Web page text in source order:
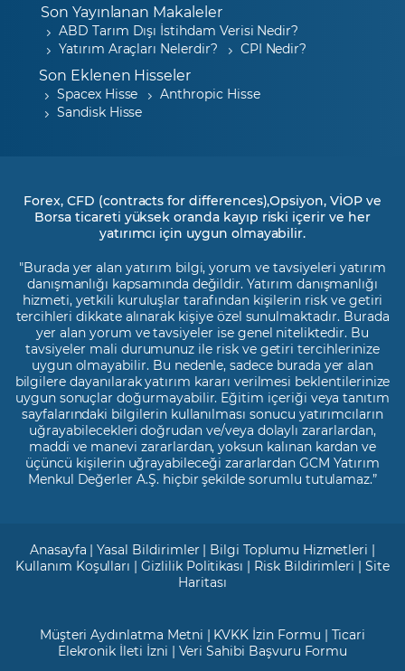
Son Yayınlanan Makaleler
ABD Tarım Dışı İstihdam Verisi Nedir?
Yatırım Araçları Nelerdir?
CPI Nedir?
Son Eklenen Hisseler
Spacex Hisse
Anthropic Hisse
Sandisk Hisse
Forex, CFD (contracts for differences),Opsiyon, VİOP ve
Borsa ticareti yüksek oranda kayıp riski içerir ve her
yatırımcı için uygun olmayabilir.
"Burada yer alan yatırım bilgi, yorum ve tavsiyeleri yatırım
danışmanlığı kapsamında değildir. Yatırım danışmanlığı
hizmeti, yetkili kuruluşlar tarafından kişilerin risk ve getiri
tercihleri dikkate alınarak kişiye özel sunulmaktadır. Burada
yer alan yorum ve tavsiyeler ise genel niteliktedir. Bu
tavsiyeler mali durumunuz ile risk ve getiri tercihlerinize
uygun olmayabilir. Bu nedenle, sadece burada yer alan
bilgilere dayanılarak yatırım kararı verilmesi beklentilerinize
uygun sonuçlar doğurmayabilir. Eğitim içeriği veya tanıtım
sayfalarındaki bilgilerin kullanılması sonucu yatırımcıların
uğrayabilecekleri doğrudan ve/veya dolaylı zararlardan,
maddi ve manevi zararlardan, yoksun kalınan kardan ve
üçüncü kişilerin uğrayabileceği zararlardan GCM Yatırım
Menkul Değerler A.Ş. hiçbir şekilde sorumlu tutulamaz.”
Anasayfa |Yasal Bildirimler | Bilgi Toplumu Hizmetleri |
Kullanım Koşulları |Gizlilik Politikası | Risk Bildirimleri |Site
Haritası
Müşteri Aydınlatma Metni | KVKK İzin Formu | Ticari
Elekronik İleti İzni | Veri Sahibi Başvuru Formu